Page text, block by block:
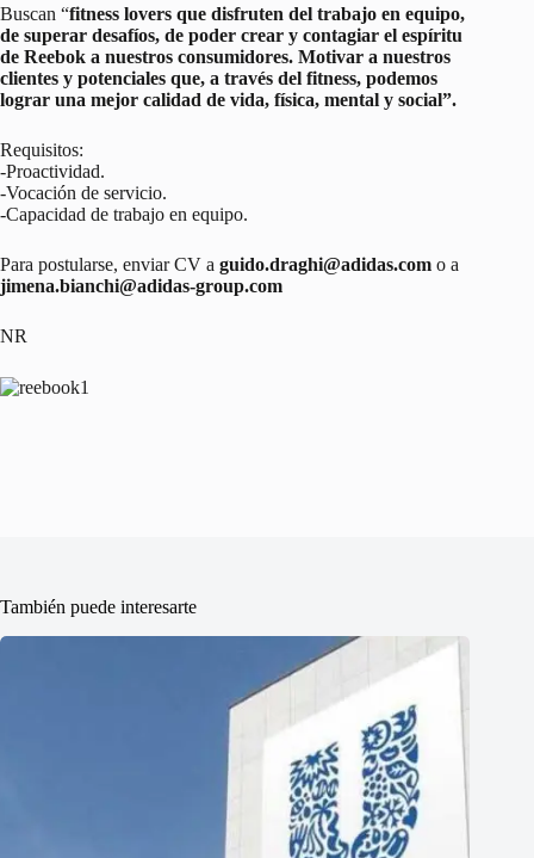
Buscan “fitness lovers que disfruten del trabajo en equipo,
de superar desafíos, de poder crear y contagiar el espíritu
de Reebok a nuestros consumidores. Motivar a nuestros
clientes y potenciales que, a través del fitness, podemos
lograr una mejor calidad de vida, física, mental y social”.
Requisitos:
-Proactividad.
-Vocación de servicio.
-Capacidad de trabajo en equipo.
Para postularse, enviar CV a guido.draghi@adidas.com o a
jimena.bianchi@adidas-group.com
NR
También puede interesarte